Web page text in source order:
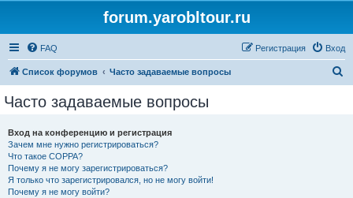
forum.yarobltour.ru
FAQ Вход
Регистрация
Список форумов Часто задаваемые вопросы
Часто задаваемые вопросы
Вход на конференцию и регистрация
Зачем мне нужно регистрироваться?
Что такое COPPA?
Почему я не могу зарегистрироваться?
Я только что зарегистрировался, но не могу войти!
Почему я не могу войти?